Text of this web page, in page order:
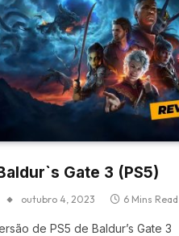
Gate 3 (PS5)
outubro 4, 2023 6 Mins Read
de PS5 de Baldur’s Gate 3